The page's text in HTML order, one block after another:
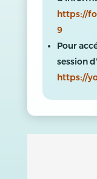
https://
9
Pour
session
https://